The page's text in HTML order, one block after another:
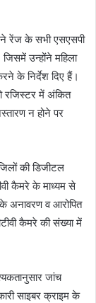
ने रेंज के सभी एसएसपी
उन्होंने महिला
के निर्देश दिए हैं।
रजिस्टर में अंकित
न होने पर
की डिजीटल
कैमरे के माध्यम से
अनावरण व आरोपित
कैमरे की संख्या में
जांच
साइबर क्राइम के